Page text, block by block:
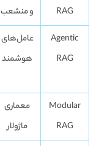
RAG
و منشعب
Agentic
RAG
عامل‌های
هوشمند
Modular
RAG
معماری
ماژولار